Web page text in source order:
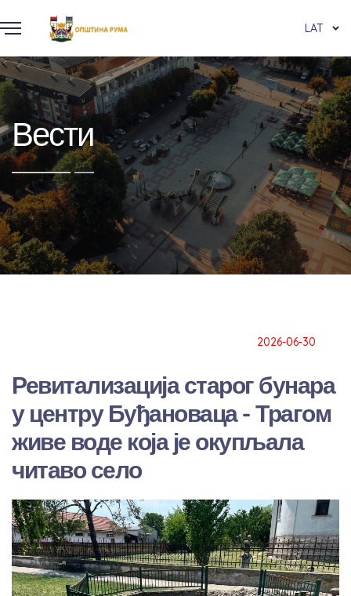
LAT
Вести
2026-06-30
Ревитализација старог бунара
у центру Буђановаца - Трагом
живе воде која је окупљала
читаво село